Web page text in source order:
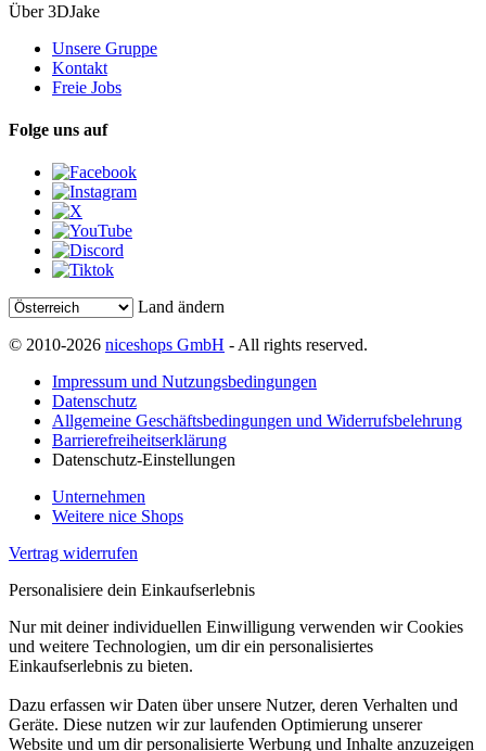
Über 3DJake
Unsere Gruppe
Kontakt
Freie Jobs
Folge uns auf
Land ändern
© 2010-2026 niceshops GmbH - All rights reserved.
Impressum und Nutzungsbedingungen
Datenschutz
Allgemeine Geschäftsbedingungen und Widerrufsbelehrung
Barrierefreiheitserklärung
Datenschutz-Einstellungen
Unternehmen
Weitere nice Shops
Vertrag widerrufen
Personalisiere dein Einkaufserlebnis
Nur mit deiner individuellen Einwilligung verwenden wir Cookies
und weitere Technologien, um dir ein personalisiertes
Einkaufserlebnis zu bieten.
Dazu erfassen wir Daten über unsere Nutzer, deren Verhalten und
Geräte. Diese nutzen wir zur laufenden Optimierung unserer
Website und um dir personalisierte Werbung und Inhalte anzuzeigen